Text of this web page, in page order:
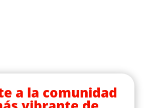
a la comunidad